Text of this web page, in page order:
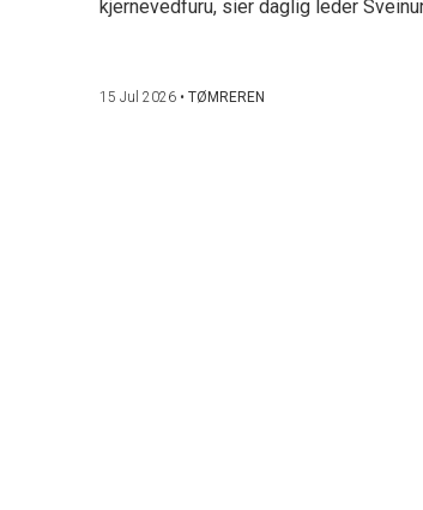
kjernevedfuru, sier daglig leder
15 Jul 2026• TØMREREN